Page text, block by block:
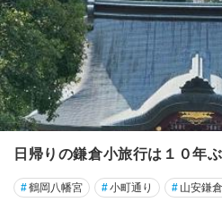
日帰りの鎌倉小旅行は１０年ぶ
#鶴岡八幡宮 #小町通り # 山安鎌